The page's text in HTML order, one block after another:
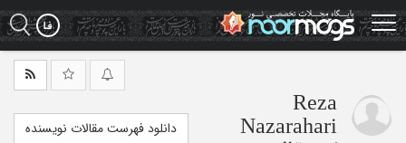
Skip
to
main
Reza
Nazarahari
دانلود فهرست مقالات نویسنده